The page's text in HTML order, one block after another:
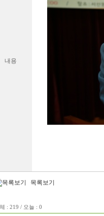
내용
목록보기
: 219 / 오늘 : 0